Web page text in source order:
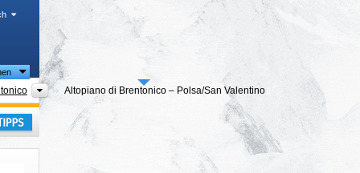
Tourismusregionen
Altopiano di Brentonico – Polsa/​San Valentino